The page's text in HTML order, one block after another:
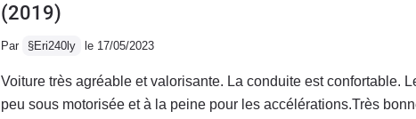
(2019)
Par §Eri240ly le 17/05/2023
Voiture très agréable et valorisante. La conduite est confortable.
peu sous motorisée et à la peine pour les accélérations.Très